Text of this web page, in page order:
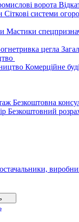
ворота
Сіткові системи
Мастики
цегла
Комерційне
Безкоштовна
Безкоштовний